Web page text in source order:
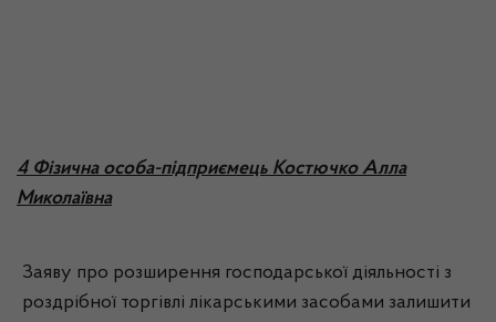
4 Фізична особа-підприємець Костючко Алла
Миколаївна
Заяву про розширення господарської діяльності з
роздрібної торгівлі лікарськими засобами залишити